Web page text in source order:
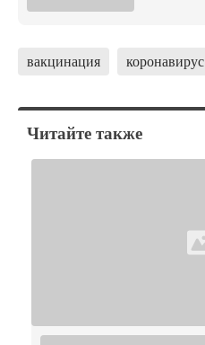
вакцинация коронавирус
Читайте также